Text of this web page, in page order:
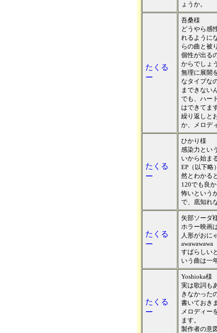
ょうか。
たくる
ー
吾桑様
どうやら感
れるように
らの曲と被
個性が出る
からでしょ
無理に展開
なタイプな
まできない
でも、ハー
はできてま
繰り返しと
か、メロデ
たくる
ー
ひかり様
感染力とい
いから始ま
EP（以下略
然とわかる
120でも良
怖いという
で、底知れ
たくる
ー
矢部ソーダ
ホラー映画
人形がおに
awawawawa
すばらしい
いう曲は一
たくる
ー
Yoshioka様
実は歌詞も
きなかった
書いておき
メロディー
ます。
製作者の意